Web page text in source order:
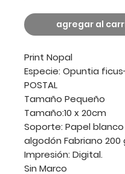
agregar al
Print Nopal
Especie: Opuntia
POSTAL
Tamaño Pequeño
Tamaño:10 x 20cm
Soporte: Papel blanco
algodón Fabriano 200
Impresión: Digital.
Sin Marco